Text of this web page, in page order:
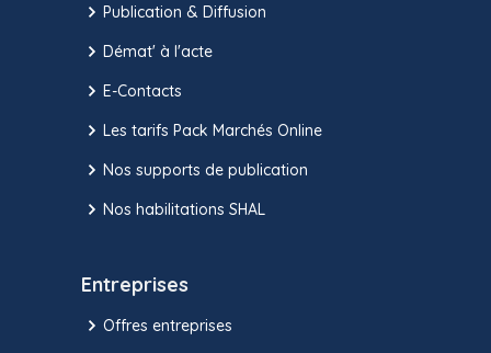
Publication & Diffusion
Démat' à l'acte
E-Contacts
Les tarifs Pack Marchés Online
Nos supports de publication
Nos habilitations SHAL
Entreprises
Offres entreprises